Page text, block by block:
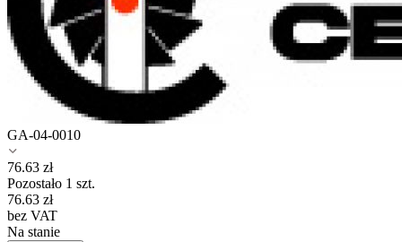
GA-04-0010
76.63 zł
Pozostało 1 szt.
76.63 zł
bez VAT
Na stanie